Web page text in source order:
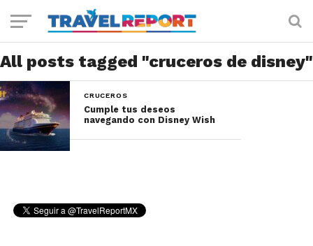
All posts tagged "cruceros de disney"
CRUCEROS
Cumple tus deseos
navegando con Disney Wish